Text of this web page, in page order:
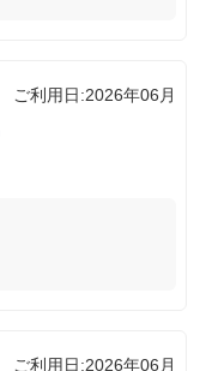
ご利用日:2026年06月
ご利用日:2026年06月